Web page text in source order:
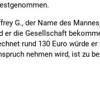
G., der Name des
er die Gesellschaft
rund 130 Euro würde
nehmen wird, ist zu